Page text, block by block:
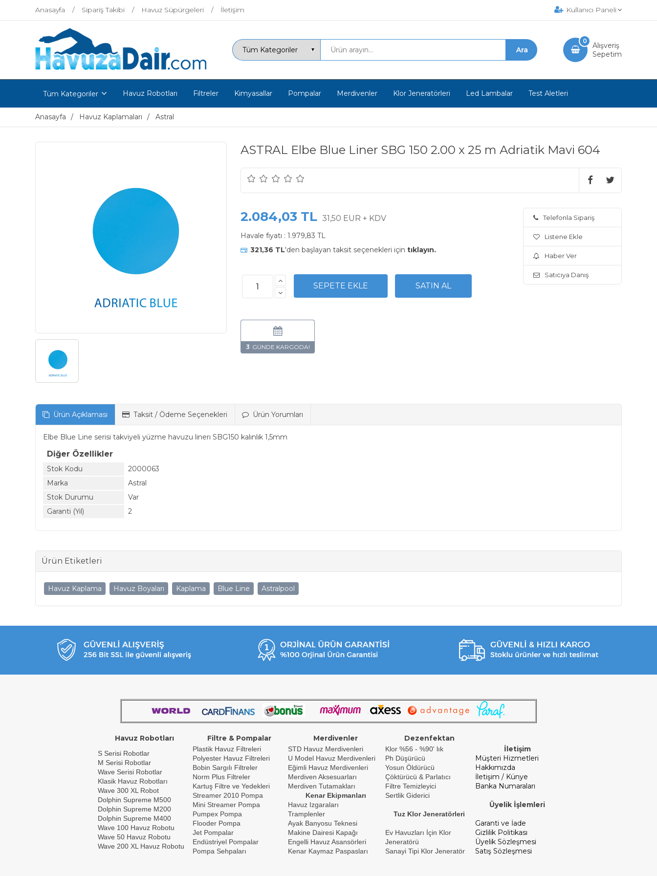
Anasayfa Sipariş Takibi Havuz Süpürgeleri İletişim Kullanıcı Paneli
Alışveriş
Sepetim
0
Tüm Kategoriler Havuz Robotları Filtreler Kimyasallar Pompalar Merdivenler Klor Jeneratörleri Led Lambalar Test Aletleri
Anasayfa Havuz Kaplamaları Astral
ASTRAL Elbe Blue Liner SBG 150 2.00 x 25 m Adriatik Mavi 604
2.084,03 TL 31,50 EUR + KDV
Havale fiyatı : 1.979,83 TL
321,36 TL'den başlayan taksit seçenekleri için tıklayın.
3
Telefonla Sipariş
Listene Ekle
Haber Ver
Satıcıya Danış
Ürün Açıklaması Taksit / Ödeme Seçenekleri Ürün Yorumları
Elbe Blue Line serisi takviyeli yüzme havuzu linerı SBG150 kalınlık 1,5mm
Diğer Özellikler
Stok Kodu
2000063
Marka
Astral
Stok Durumu
Var
Garanti (Yıl)
2
Ürün Etiketleri
Havuz Kaplama Havuz Boyaları Kaplama Blue Line Astralpool
Havuz Robotları Filtre & Pompalar Merdivenler Dezenfektan
S Serisi Robotlar
M Serisi Robotlar
Wave Serisi Robotlar
Klasik Havuz Robotları
Wave 300 XL Robot
Dolphin Supreme M500
Dolphin Supreme M200
Dolphin Supreme M400
Wave 100 Havuz Robotu
Wave 50 Havuz Robotu
Wave 200 XL Havuz Robotu
Plastik Havuz Filtreleri
Polyester Havuz Filtreleri
Bobin Sargılı Filtreler
Norm Plus Filtreler
Kartuş Filtre ve Yedekleri
Streamer 2010 Pompa
Mini Streamer Pompa
Pumpex Pompa
Flooder Pompa
Jet Pompalar
Endüstriyel Pompalar
Pompa Sehpaları
STD Havuz Merdivenleri
U Model Havuz Merdivenleri
Eğimli Havuz Merdivenleri
Merdiven Aksesuarları
Merdiven Tutamakları
Kenar Ekipmanları
Havuz Izgaraları
Tramplenler
Ayak Banyosu Teknesi
Makine Dairesi Kapağı
Engelli Havuz Asansörleri
Kenar Kaymaz Paspasları
Klor %56 - %90' lık
Ph Düşürücü
Yosun Öldürücü
Çöktürücü & Parlatıcı
Filtre Temizleyici
Sertlik Giderici
Tuz Klor Jeneratörleri
Ev Havuzları İçin Klor
Jeneratörü
Sanayi Tipi Klor Jeneratör
İletişim
Müşteri Hizmetleri
Hakkımızda
İletişim / Künye
Banka Numaraları
Üyelik İşlemleri
Garanti ve İade
Gizlilik Politikası
Üyelik Sözleşmesi
Satış Sözleşmesi